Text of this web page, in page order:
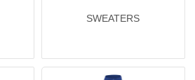
SWEATERS